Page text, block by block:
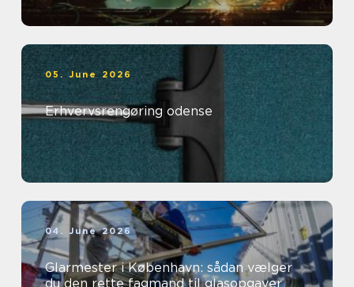
05. June 2026
Erhvervsrengøring odense
04. June 2026
Glarmester i København: sådan vælger
du den rette fagmand til glasopgaver